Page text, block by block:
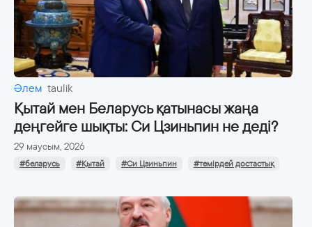
Әлем taulik
Қытай мен Беларусь қатынасы жаңа
деңгейге шықты: Си Цзиньпин не деді?
29 маусым, 2026
#беларусь #Қытай #Си Цзиньпин #темірдей достастық